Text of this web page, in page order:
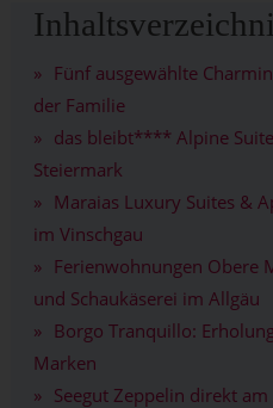
Fünf ausgewählte
der Familie
das bleibt**** Alpine
Steiermark
Maraias Luxury Suites &
im Vinschgau
Ferienwohnungen Obere
und Schaukäserei im Allgäu
Borgo Tranquillo:
Marken
Seegut Zeppelin direkt am